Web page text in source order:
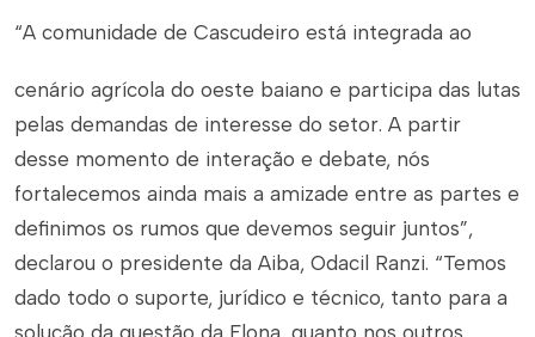
“A comunidade de Cascudeiro está integrada ao
cenário agrícola do oeste baiano e participa das lutas
pelas demandas de interesse do setor. A partir
desse momento de interação e debate, nós
fortalecemos ainda mais a amizade entre as partes e
definimos os rumos que devemos seguir juntos”,
declarou o presidente da Aiba, Odacil Ranzi. “Temos
dado todo o suporte, jurídico e técnico, tanto para a
solução da questão da Flona, quanto nos outros